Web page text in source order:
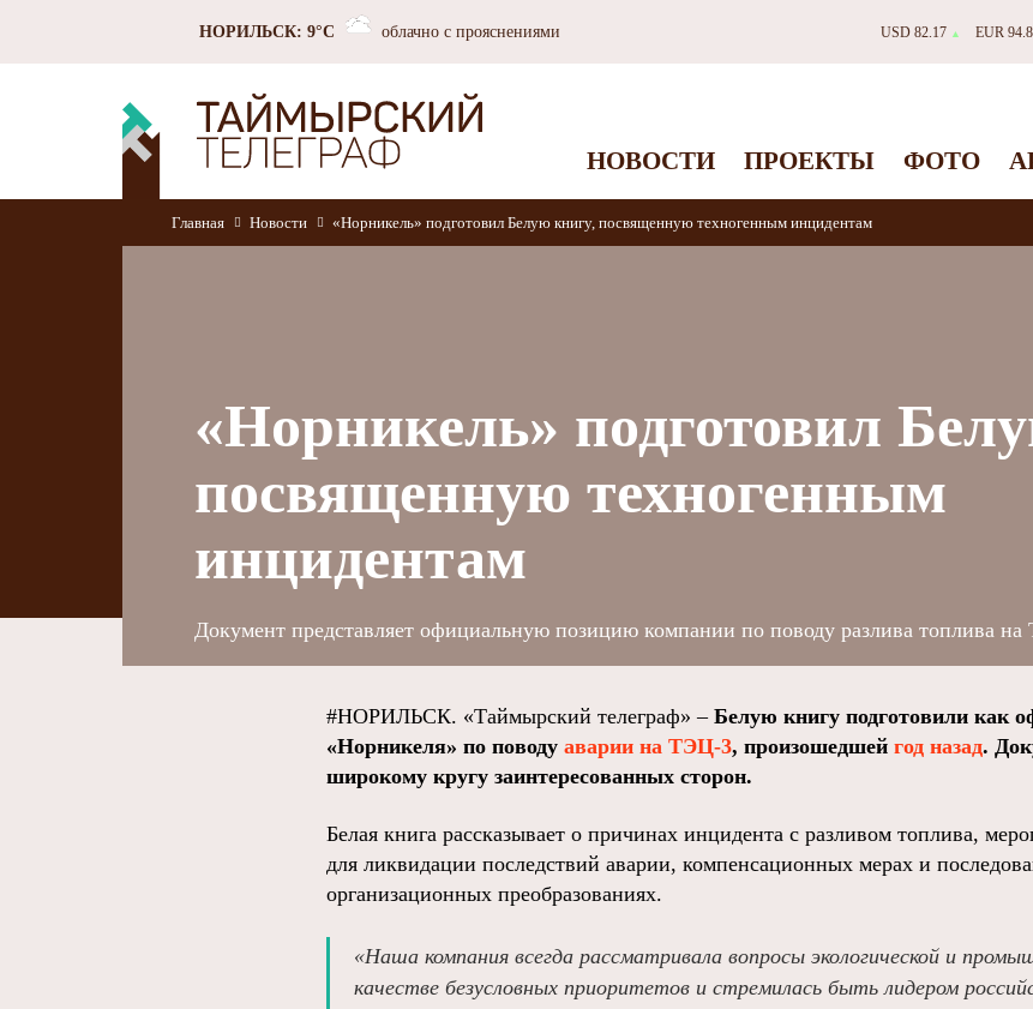
НОРИЛЬСК: 9°C облачно с прояснениями USD 82.17 ▲ EUR
НОВОСТИ ПРОЕКТЫ ФОТО
Главная Новости «Норникель» подготовил Белую книгу, посвященную техногенным инцидентам
«Норникель» подготовил
посвященную техногенным
инцидентам
Документ представляет официальную позицию компании по поводу разлива топлива
#НОРИЛЬСК. «Таймырский телеграф» – Белую книгу подготовили как
«Норникеля» по поводу аварии на ТЭЦ-3, произошедшей год назад.
широкому кругу заинтересованных сторон.
Белая книга рассказывает о причинах инцидента с разливом топлива,
для ликвидации последствий аварии, компенсационных мерах и
организационных преобразованиях.
«Наша компания всегда рассматривала вопросы экологической и
качестве безусловных приоритетов и стремилась быть лидером